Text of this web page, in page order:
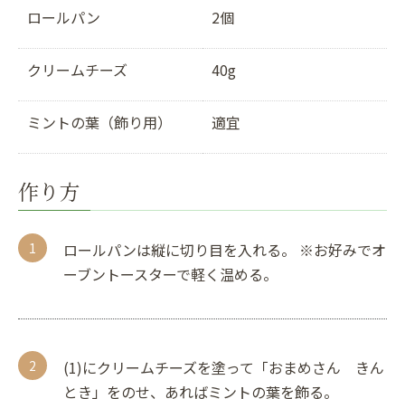
ロールパン 2個
クリームチーズ 40g
ミントの葉（飾り用） 適宜
作り方
ロールパンは縦に切り目を入れる。 ※お好みでオ
ーブントースターで軽く温める。
(1)にクリームチーズを塗って「おまめさん きん
とき」をのせ、あればミントの葉を飾る。